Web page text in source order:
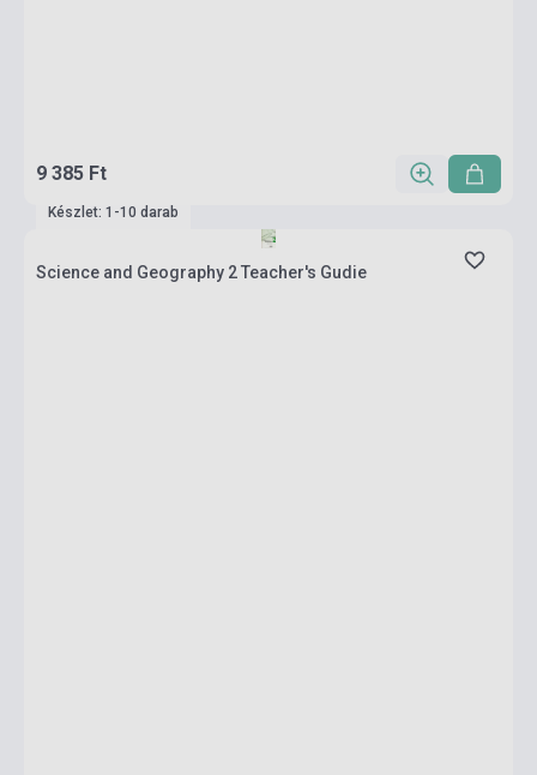
9 385 Ft
Készlet: 1-10 darab
Science and Geography 2 Teacher's Gudie